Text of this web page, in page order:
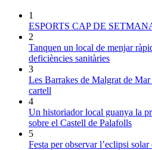
1
ESPORTS CAP DE
2
Tanquen un local de menjar
deficiències sanitàries
3
Les Barrakes de Malgrat de
cartell
4
Un historiador local guanya la
sobre el Castell de Palafolls
5
Festa per observar l’eclipsi